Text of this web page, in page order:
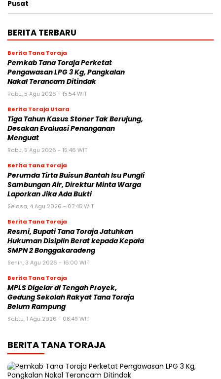
Pusat
BERITA TERBARU
Berita Tana Toraja
Pemkab Tana Toraja Perketat
Pengawasan LPG 3 Kg, Pangkalan
Nakal Terancam Ditindak
Rabu, 5 Agu 2026 - 15:54 WIT
Berita Toraja Utara
Tiga Tahun Kasus Stoner Tak Berujung,
Desakan Evaluasi Penanganan
Menguat
Rabu, 5 Agu 2026 - 15:46 WIT
Berita Tana Toraja
Perumda Tirta Buisun Bantah Isu Pungli
Sambungan Air, Direktur Minta Warga
Laporkan Jika Ada Bukti
Selasa, 4 Agu 2026 - 07:45 WIT
Berita Tana Toraja
Resmi, Bupati Tana Toraja Jatuhkan
Hukuman Disiplin Berat kepada Kepala
SMPN 2 Bonggakaradeng
Senin, 3 Agu 2026 - 16:00 WIT
Berita Tana Toraja
MPLS Digelar di Tengah Proyek,
Gedung Sekolah Rakyat Tana Toraja
Belum Rampung
Sabtu, 1 Agu 2026 - 08:49 WIT
BERITA TANA TORAJA